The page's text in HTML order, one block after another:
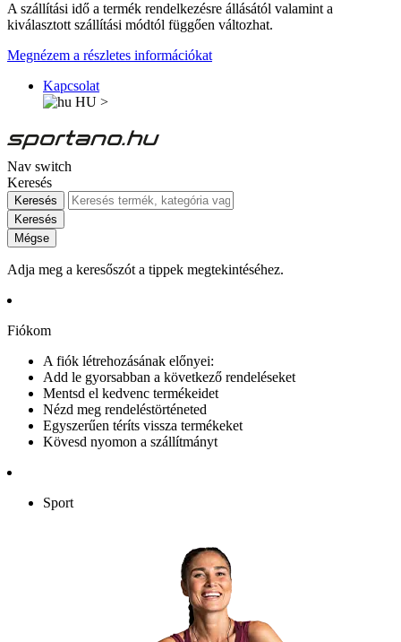
A szállítási idő a termék rendelkezésre állásától valamint a
kiválasztott szállítási módtól függően változhat.
Megnézem a részletes információkat
Kapcsolat
HU >
Nav switch
Keresés
Keresés
Keresés
Mégse
Adja meg a keresőszót a tippek megtekintéséhez.
Fiókom
A fiók létrehozásának előnyei:
Add le gyorsabban a következő rendeléseket
Mentsd el kedvenc termékeidet
Nézd meg rendeléstörténeted
Egyszerűen téríts vissza termékeket
Kövesd nyomon a szállítmányt
Sport